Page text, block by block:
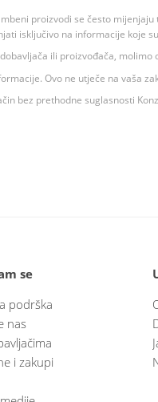
proizvodi se često
isključivo na informacije koje
ili proizvođača,
Ovo ne utječe na vaša
bez prethodne suglasnosti
se
podrška
nas
i zakupi